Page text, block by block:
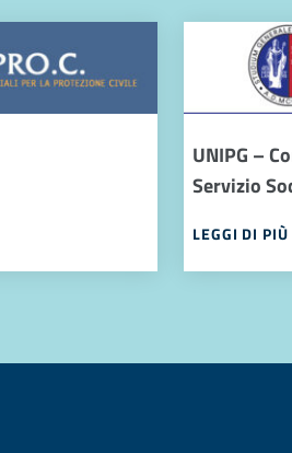
UNIPG –
Servizio
LEGGI DI PIÙ